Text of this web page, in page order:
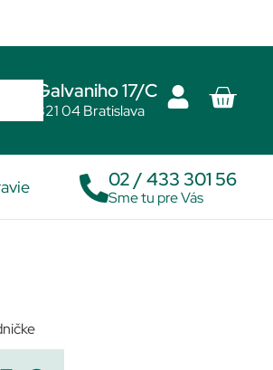
Galvaniho 17/C
821 04 Bratislava
02 / 433 301 56
Sme tu pre Vás